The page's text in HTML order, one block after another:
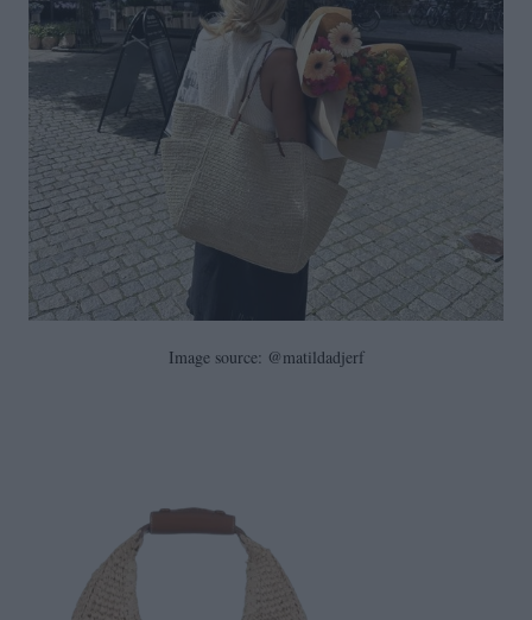
Image source: @matildadjerf